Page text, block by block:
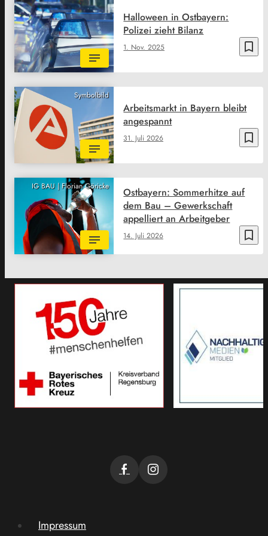
bookmark_border
1. Nov. 2025
Halloween in Ostbayern:
Polizei zieht Bilanz
Symbolbild
bookmark_border
31. Juli 2026
Arbeitsmarkt in Bayern bleibt
angespannt
IG BAU | Florian Göricke
bookmark_border
14. Juli 2026
Ostbayern: Sommerhitze auf
dem Bau – Gewerkschaft
appelliert an Arbeitgeber
Impressum